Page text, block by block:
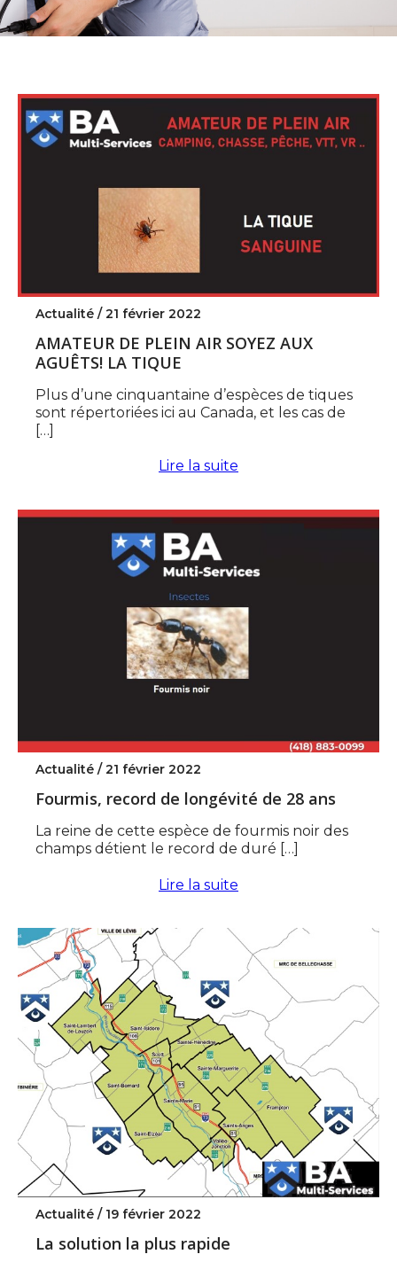
Actualité /21 février 2022
AMATEUR DE PLEIN AIR SOYEZ AUX
AGUÊTS! LA TIQUE
Plus d’une cinquantaine d’espèces de tiques
sont répertoriées ici au Canada, et les cas de
[…]
Lire la suite
Actualité /21 février 2022
Fourmis, record de longévité de 28 ans
La reine de cette espèce de fourmis noir des
champs détient le record de duré […]
Lire la suite
Actualité / 19 février 2022
La solution la plus rapide